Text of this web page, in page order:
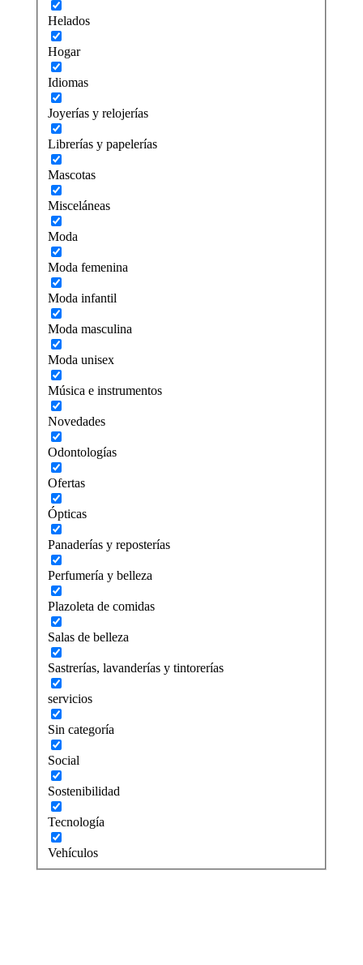
Helados
Hogar
Idiomas
Joyerías y relojerías
Librerías y papelerías
Mascotas
Misceláneas
Moda
Moda femenina
Moda infantil
Moda masculina
Moda unisex
Música e instrumentos
Novedades
Odontologías
Ofertas
Ópticas
Panaderías y reposterías
Perfumería y belleza
Plazoleta de comidas
Salas de belleza
Sastrerías, lavanderías y tintorerías
servicios
Sin categoría
Social
Sostenibilidad
Tecnología
Vehículos